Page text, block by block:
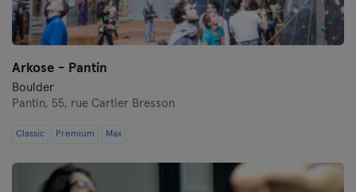
Arkose - Pantin
Boulder
Pantin, 55, rue Cartier Bresson
Classic Premium Max